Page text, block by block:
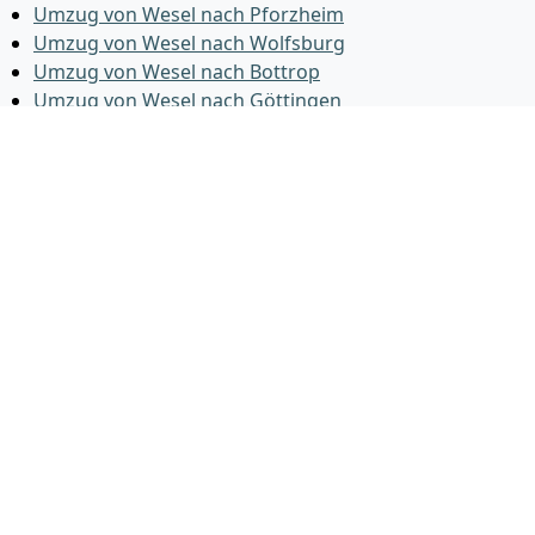
Umzug von Wesel nach Pforzheim
Umzug von Wesel nach Wolfsburg
Umzug von Wesel nach Bottrop
Umzug von Wesel nach Göttingen